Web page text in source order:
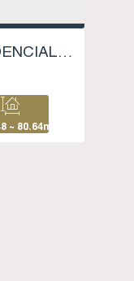
CASAS NO TRÊS MARIAS RESIDENCIAL - CAMPO DUNA - GAROPABA SC
~ 80.64m²